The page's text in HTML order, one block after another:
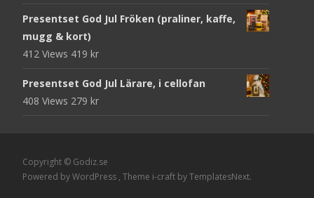
Presentset God Jul Fröken (praliner, kaffe,
mugg & kort)
412 Views 419 kr
Presentset God Jul Lärare, i cellofan
408 Views 279 kr
Copyright © Godiz.se
Powered by WordPress , Theme i-craft by TemplatesNext.